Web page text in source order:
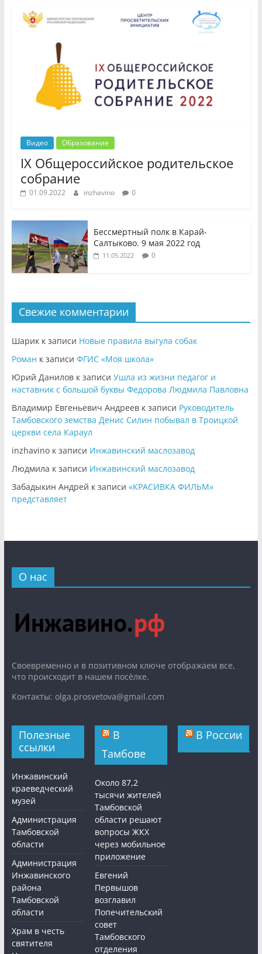
Видео Образование
IX Общероссийское родительское
собрание
01.09.2022 inzhavino 0
Бессмертный полк в Карай-
Салтыково. 9 мая 2022 год
11.05.2022 0
Свежие комментарии
Шарикк записи Новые правила выгула собак
Роман к записи ФГИС «Моя школа»
Юрий Даниловк записи Ушла из жизни педагог и
наставник с большой буквы Федорова Людмила Павловна
Владимир Евгеньевич Андреевк записи Руководитель
Тамбовского земства Денис Силин побывал в Троицкой
церкви села Караул
inzhavinoк записи Инжавинский маслозавод
Людмила к записи Инжавинский маслозавод
Забадыкин Андрей к записи «КРАСИВКА ФИЛЬМ»
представляет
О нас
Cвоевременно и в позитивном ключе отображаем все,
что происходит в нашем посёлке.
Контакты: olga.prosvetova@gmail.com
Полезные
ссылки
Инжавинский
краеведческий
музей
Администрация
Тамбовской
области
Администрация
Инжавинского
района
Тамбовской
области
Храм в честь
святителя
В
Тамбове
Около 87,2
тысячи жителей
Тамбовской
области решают
вопросы ЖКХ
через мобильное
приложение
Евгений
Первышов
возглавил
Попечительский
совет
Тамбовского
отделения
В России